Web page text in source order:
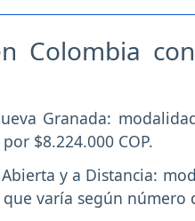
Colombia
Granada:
$8.224.000 COP.
y a Distancia:
varía según número